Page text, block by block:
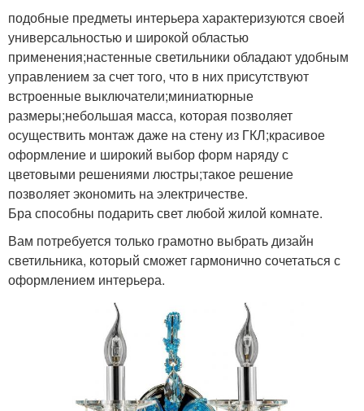
подобные предметы интерьера характеризуются своей
универсальностью и широкой областью
применения;настенные светильники обладают удобным
управлением за счет того, что в них присутствуют
встроенные выключатели;миниатюрные
размеры;небольшая масса, которая позволяет
осуществить монтаж даже на стену из ГКЛ;красивое
оформление и широкий выбор форм наряду с
цветовыми решениями люстры;такое решение
позволяет экономить на электричестве.
Бра способны подарить свет любой жилой комнате.
Вам потребуется только грамотно выбрать дизайн
светильника, который сможет гармонично сочетаться с
оформлением интерьера.